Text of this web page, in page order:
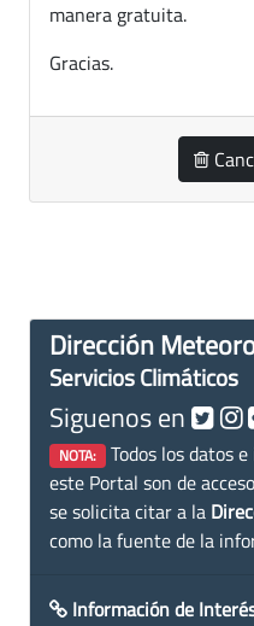
manera gratuita.
Gracias.
Dirección
Servicios Climáticos
Siguenos en
NOTA: Todos los datos
este Portal son de
se solicita citar a la
como la fuente de la
Información de